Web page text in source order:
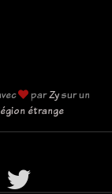
parZysur un
étrange